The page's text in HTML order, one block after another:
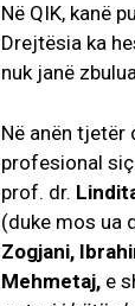
Në QIK, kanë
Drejtësia ka
nuk janë
Në anën tjetër
profesional
prof. dr.
(duke mos ua
Zogjani,
Mehmetaj, e